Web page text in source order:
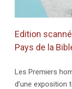
Edition
Pays de la
Les Premiers
d’une exposition